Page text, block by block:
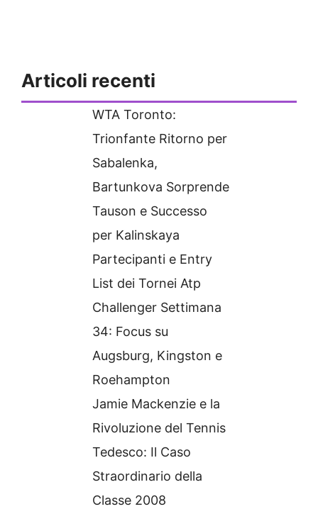
Articoli recenti
WTA Toronto:
Trionfante Ritorno per
Sabalenka,
Bartunkova Sorprende
Tauson e Successo
per Kalinskaya
Partecipanti e Entry
List dei Tornei Atp
Challenger Settimana
34: Focus su
Augsburg, Kingston e
Roehampton
Jamie Mackenzie e la
Rivoluzione del Tennis
Tedesco: Il Caso
Straordinario della
Classe 2008